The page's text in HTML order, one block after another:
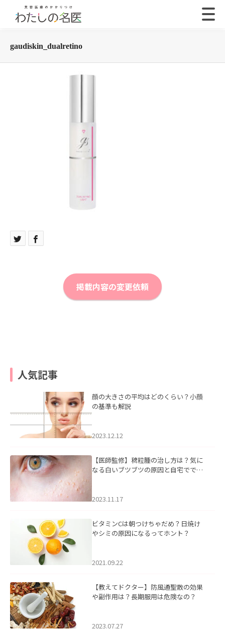
gaudiskin_dualretino
掲載内容の変更依頼
人気記事
顔の大きさの平均はどのくらい？小顔
の基準も解説
2023.12.12
【医師監修】稗粒腫の治し方は？気に
なる白いブツブツの原因と自宅ででき
2023.11.17
ビタミンCは朝つけちゃだめ？日焼け
やシミの原因になるってホント？
2021.09.22
【教えてドクター】防風通聖散の効果
や副作用は？長期服用は危険なの？
2023.07.27